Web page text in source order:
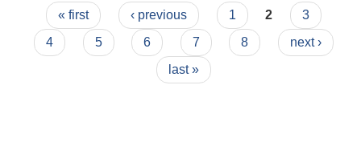
Pages
« first ‹ previous 1 2
3
4
5 6 7 8
next ›
last »